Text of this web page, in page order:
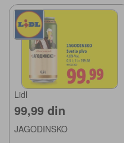
Lidl
99,99 din
JAGODINSKO